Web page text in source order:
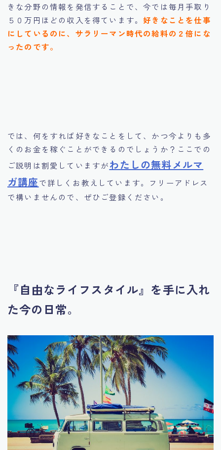
きな分野の情報を発信することで、今では毎月手取り
５０万円ほどの収入を得ています。好きなことを仕事
にしているのに、サラリーマン時代の給料の２倍にな
ったのです。
では、何をすれば好きなことをして、かつ今よりも多
くのお金を稼ぐことができるのでしょうか？ここでの
ご説明は割愛していますがわたしの無料メルマ
ガ講座で詳しくお教えしています。フリーアドレス
で構いませんので、ぜひご登録ください。
『自由なライフスタイル』を手に入れ
た今の日常。